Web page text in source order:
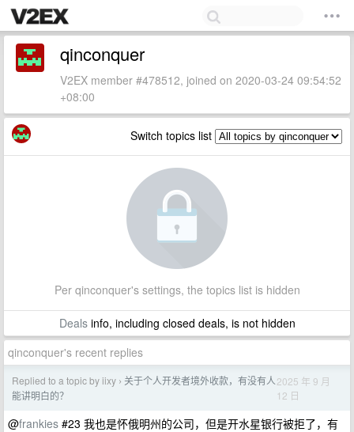
qinconquer
V2EX member #478512, joined on 2020-03-24 09:54:52
+08:00
Switch topics list
Per qinconquer's settings, the topics list is hidden
Dealsinfo, including closed deals, is not hidden
qinconquer's recent replies
Replied to a topic by iixy › 关于个人开发者境外收款，有没有人
能讲明白的？
2025 年 9 月
12 日
@frankies #23 我也是怀俄明州的公司，但是开水星银行被拒了，有